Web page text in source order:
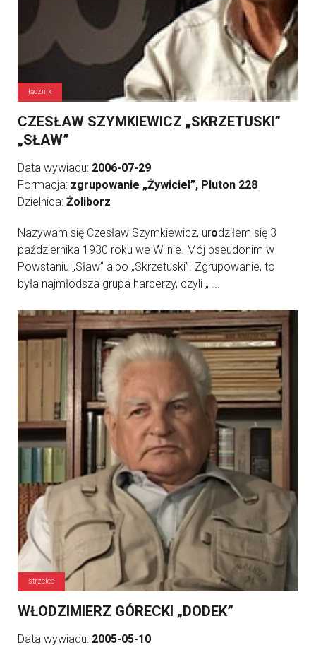
łącznik
CZESŁAW SZYMKIEWICZ „SKRZETUSKI”
„SŁAW”
Data wywiadu: 2006-07-29
Formacja: zgrupowanie „Żywiciel”, Pluton 228
Dzielnica: Żoliborz
Nazywam się Czesław Szymkiewicz, urodziłem się 3
października 1930 roku we Wilnie. Mój pseudonim w
Powstaniu „Sław” albo „Skrzetuski”. Zgrupowanie, to
była najmłodsza grupa harcerzy, czyli „ ...
strzelec
WŁODZIMIERZ GÓRECKI „DODEK”
Data wywiadu: 2005-05-10